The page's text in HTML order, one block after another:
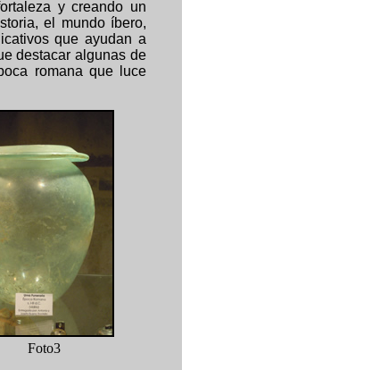
y creando un
el mundo íbero,
que ayudan a
destacar algunas de
romana que luce
Foto3